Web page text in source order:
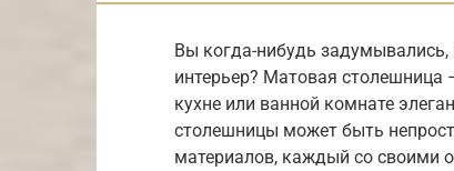
Вы когда-нибудь
интерьер? Матовая столешница
кухне или ванной комнате
столешницы может быть
материалов, каждый со своими